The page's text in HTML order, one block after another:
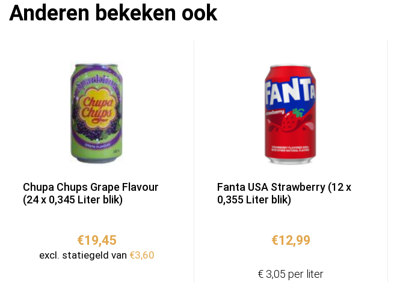
Anderen bekeken ook
Chupa Chups Grape Flavour
(24 x 0,345 Liter blik)
€19,45
excl. statiegeld van €3,60
Fanta USA Strawberry (12 x
0,355 Liter blik)
€12,99
€ 3,05 per liter